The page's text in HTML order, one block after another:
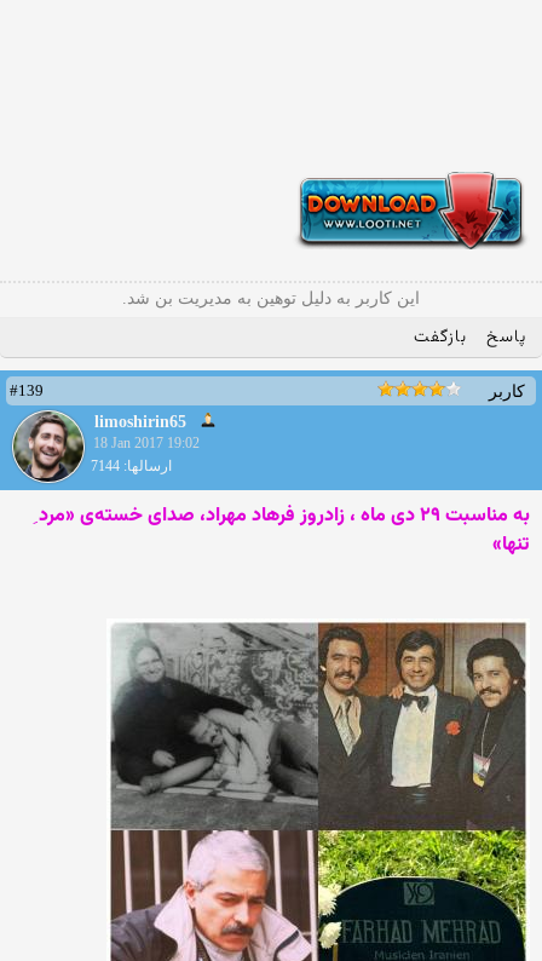
این کاربر به دلیل توهین به مدیریت بن شد.
پاسخ بازگفت
کاربر
#139
limoshirin65
18 Jan 2017 19:02
ارسالها: 7144
به مناسبت ۲۹ دی ماه ، زادروز فرهاد مهراد، صدای خسته‌ی «مرد ِ
تنها»